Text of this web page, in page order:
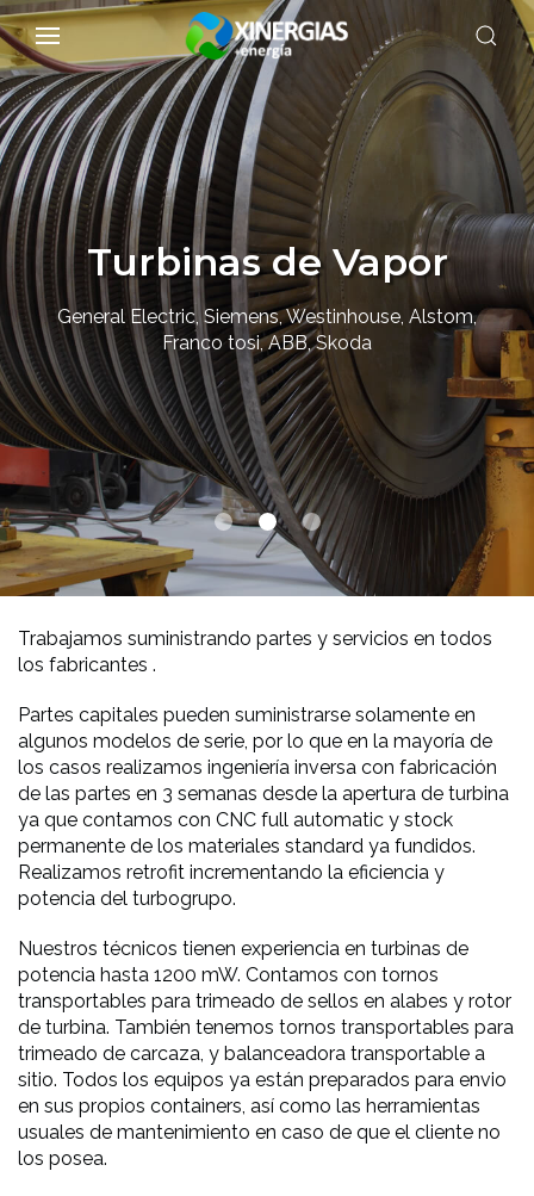
Turbinas de Vapor
General Electric, Siemens, Westinhouse, Alstom,
Franco tosi, ABB, Skoda
Trabajamos suministrando partes y servicios en todos
los fabricantes .
Partes capitales pueden suministrarse solamente en
algunos modelos de serie, por lo que en la mayoría de
los casos realizamos ingeniería inversa con fabricación
de las partes en 3 semanas desde la apertura de turbina
ya que contamos con CNC full automatic y stock
permanente de los materiales standard ya fundidos.
Realizamos retrofit incrementando la eficiencia y
potencia del turbogrupo.
Nuestros técnicos tienen experiencia en turbinas de
potencia hasta 1200 mW. Contamos con tornos
transportables para trimeado de sellos en alabes y rotor
de turbina. También tenemos tornos transportables para
trimeado de carcaza, y balanceadora transportable a
sitio. Todos los equipos ya están preparados para envio
en sus propios containers, así como las herramientas
usuales de mantenimiento en caso de que el cliente no
los posea.